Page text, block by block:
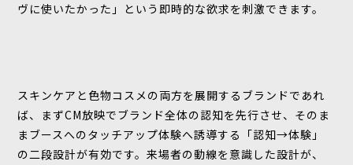
ヴに使いたかった」という即時的な欲求を刺激できます。
スキンケアと色物コスメの両方を展開するブランドであれ
ば、まずCM放映でブランド全体の認知を先行させ、そのま
まブースへのタッチアップ体験へ誘導する「認知→体験」
の二段設計が有効です。来場者の動線を意識した設計が、